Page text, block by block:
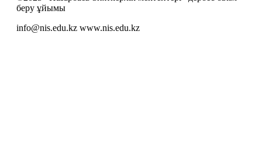
беру ұйымы
info@nis.edu.kz www.nis.edu.kz